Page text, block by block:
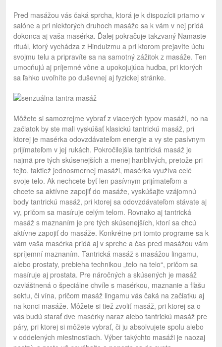
Pred masážou vás čaká sprcha, ktorá je k dispozícii priamo v
salóne a pri niektorých druhoch masáže sa k vám v nej pridá
dokonca aj vaša masérka. Ďalej pokračuje takzvaný Namaste
rituál, ktorý vychádza z Hinduizmu a pri ktorom prejavíte úctu
svojmu telu a pripravíte sa na samotný zážitok z masáže. Ten
umocňujú aj príjemné vône a upokojujúca hudba, pri ktorých
sa ľahko uvoľníte po duševnej aj fyzickej stránke.
Môžete si samozrejme vybrať z viacerých typov masáží, no na
začiatok by ste mali vyskúšať klasickú tantrickú masáž, pri
ktorej je masérka odovzdávateľom energie a vy ste pasívnym
prijímateľom v jej rukách. Pokročilejšia tantrická masáž je
najmä pre tých skúsenejších a menej hanblivých, pretože pri
tejto, taktiež jednosmernej masáži, masérka využíva celé
svoje telo. Ak nechcete byť len pasívnym prijímateľom a
chcete sa aktívne zapojiť do masáže, vyskúšajte vzájomnú
body tantrickú masáž, pri ktorej sa odovzdávateľom stávate aj
vy, pričom sa masíruje celým telom. Rovnako aj tantrická
masáž s maznaním je pre tých skúsenejších, ktorí sa chcú
aktívne zapojiť do masáže. Konkrétne pri tomto programe sa k
vám vaša masérka pridá aj v sprche a čas pred masážou vám
spríjemní maznaním. Tantrická masáž s masážou lingamu,
alebo prostaty, prebieha technikou „telo na telo“, pričom sa
masíruje aj prostata. Pre náročných a skúsených je masáž
ozvláštnená o špeciálne chvíle s masérkou, maznanie a fľašu
sektu, či vína, pričom masáž lingamu vás čaká na začiatku aj
na konci masáže. Môžete si tiež zvoliť masáž, pri ktorej sa o
vás budú starať dve masérky naraz alebo tantrickú masáž pre
páry, pri ktorej si môžete vybrať, či ju absolvujete spolu alebo
v oddelených miestnostiach. Výber takýchto masáži je naozaj